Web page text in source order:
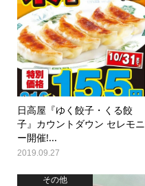
日高屋『ゆく餃子・くる餃
子』カウントダウン セレモニ
ー開催!...
2019.09.27
その他